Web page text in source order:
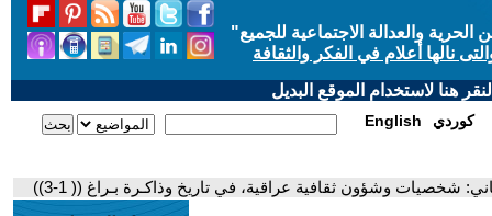
والعدالة الاجتماعية للجميع"
نالها أعلام في الفكر والثقافة
هنا لاستخدام الموقع البديل
English كوردي
شخصيات وشؤون ثقافية عراقية، في تاريخ وذاكـرة بـراغ (( 1-3))